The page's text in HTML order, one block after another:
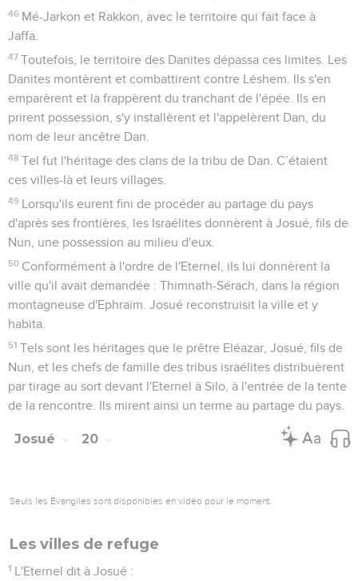
46 Mé-Jarkon et Rakkon, avec le territoire qui fait face à
Jaffa.
47 Toutefois, le territoire des Danites dépassa ces limites. Les
Danites montèrent et combattirent contre Léshem. Ils s'en
emparèrent et la frappèrent du tranchant de l'épée. Ils en
prirent possession, s'y installèrent et l'appelèrent Dan, du
nom de leur ancêtre Dan.
48 Tel fut l'héritage des clans de la tribu de Dan. C’étaient
ces villes-là et leurs villages.
49 Lorsqu'ils eurent fini de procéder au partage du pays
d'après ses frontières, les Israélites donnèrent à Josué, fils de
Nun, une possession au milieu d'eux.
50 Conformément à l'ordre de l'Eternel, ils lui donnèrent la
ville qu'il avait demandée : Thimnath-Sérach, dans la région
montagneuse d'Ephraïm. Josué reconstruisit la ville et y
habita.
51 Tels sont les héritages que le prêtre Eléazar, Josué, fils de
Nun, et les chefs de famille des tribus israélites distribuèrent
par tirage au sort devant l'Eternel à Silo, à l'entrée de la tente
de la rencontre. Ils mirent ainsi un terme au partage du pays.
Josué 20
Seuls les Évangiles sont disponibles en vidéo pour le moment.
Les villes de refuge
1 L'Eternel dit à Josué :